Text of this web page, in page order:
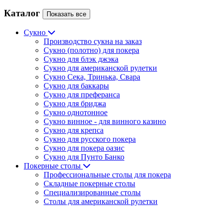
Каталог Показать все
Сукно
Производство сукна на заказ
Сукно (полотно) для покера
Сукно для блэк джэка
Сукно для американской рулетки
Сукно Сека, Тринька, Свара
Сукно для баккары
Сукно для преферанса
Сукно для бриджа
Сукно однотонное
Сукно винное - для винного казино
Сукно для крепса
Сукно для русского покера
Сукно для покера оазис
Сукно для Пунто Банко
Покерные столы
Профессиональные столы для покера
Складные покерные столы
Специализированные столы
Столы для американской рулетки